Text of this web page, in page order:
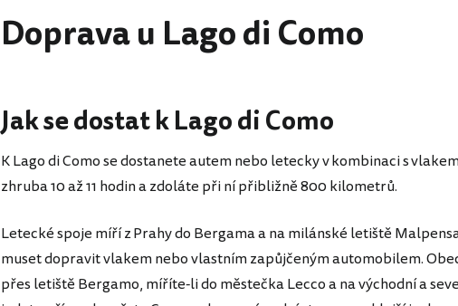
Doprava u Lago di Como
Jak se dostat k Lago di Como
K Lago di Como se dostanete autem nebo letecky v kombinaci s
zhruba 10 až 11 hodin a zdoláte při ní přibližně 800 kilometrů.
Letecké spoje míří z Prahy do Bergama a na milánské letiště
muset dopravit vlakem nebo vlastním zapůjčeným automobilem.
přes letiště Bergamo, míříte-li do městečka Lecco a na východní a